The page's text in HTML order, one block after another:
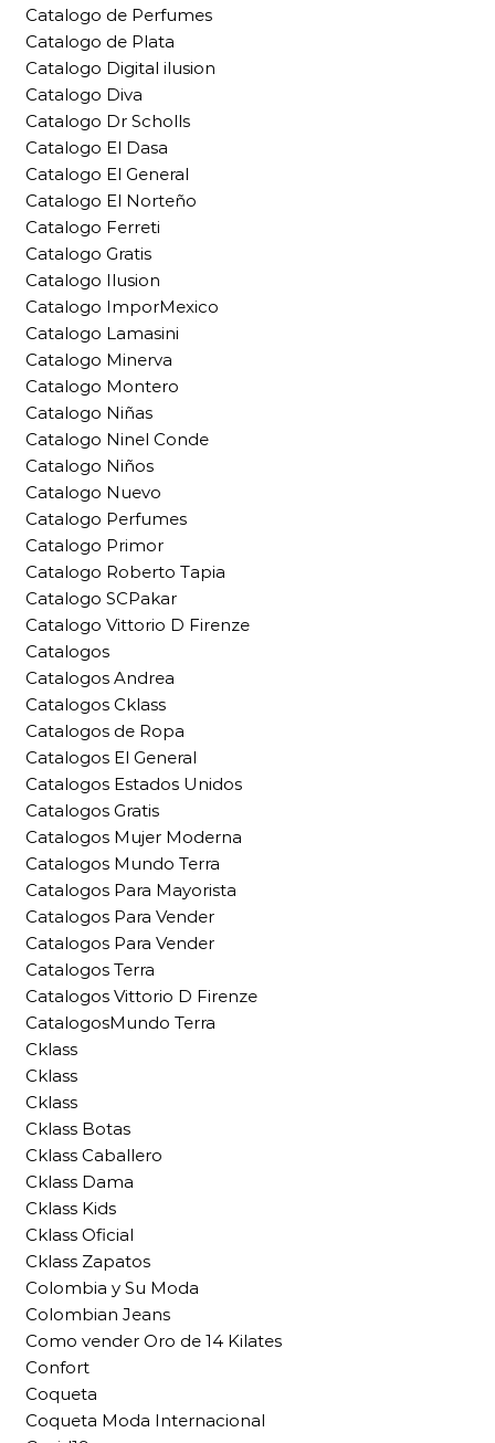
Catalogo de Perfumes
Catalogo de Plata
Catalogo Digital ilusion
Catalogo Diva
Catalogo Dr Scholls
Catalogo El Dasa
Catalogo El General
Catalogo El Norteño
Catalogo Ferreti
Catalogo Gratis
Catalogo Ilusion
Catalogo ImporMexico
Catalogo Lamasini
Catalogo Minerva
Catalogo Montero
Catalogo Niñas
Catalogo Ninel Conde
Catalogo Niños
Catalogo Nuevo
Catalogo Perfumes
Catalogo Primor
Catalogo Roberto Tapia
Catalogo SCPakar
Catalogo Vittorio D Firenze
Catalogos
Catalogos Andrea
Catalogos Cklass
Catalogos de Ropa
Catalogos El General
Catalogos Estados Unidos
Catalogos Gratis
Catalogos Mujer Moderna
Catalogos Mundo Terra
Catalogos Para Mayorista
Catalogos Para Vender
Catalogos Para Vender
Catalogos Terra
Catalogos Vittorio D Firenze
CatalogosMundo Terra
Cklass
Cklass
Cklass
Cklass Botas
Cklass Caballero
Cklass Dama
Cklass Kids
Cklass Oficial
Cklass Zapatos
Colombia y Su Moda
Colombian Jeans
Como vender Oro de 14 Kilates
Confort
Coqueta
Coqueta Moda Internacional